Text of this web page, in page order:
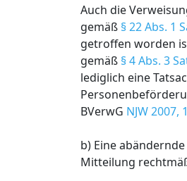
Auch die
gemäß § 22 Abs. 1
getroffen worden
gemäß § 4 Abs. 3
lediglich eine
BVerwG NJW 2007,
b) Eine
Mitteilung